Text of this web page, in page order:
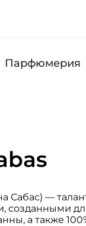
Парфюмерия
Сабас) —
созданными
а также